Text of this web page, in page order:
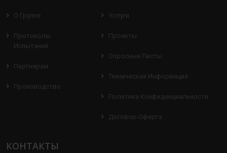
О Группе
Протоколы
Испытаний
Партнерам
Производство
Услуги
Проекты
Опросные Листы
Техническая Информация
Политика Конфиденциальности
Договор-Оферта
КОНТАКТЫ